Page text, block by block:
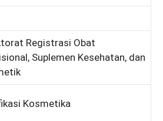
Registrasi Obat
Suplemen Kesehatan, dan
Kosmetika